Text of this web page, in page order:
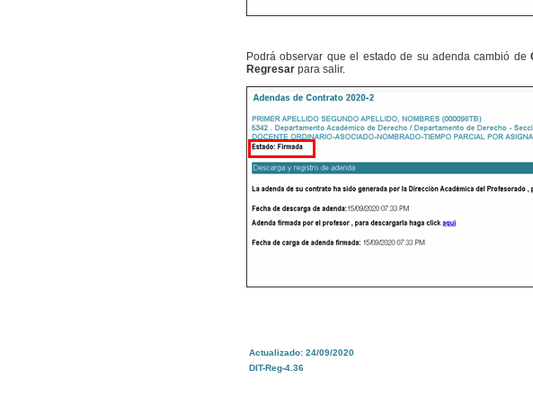
Podrá observar que el estado de su adenda cambió de
Regresar para salir.
Actualizado: 24/09/2020
DIT-Reg-4.36